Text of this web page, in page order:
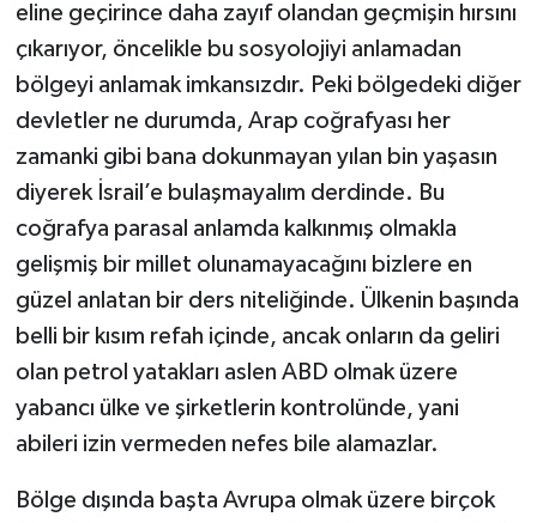
eline geçirince daha zayıf olandan geçmişin hırsını
çıkarıyor, öncelikle bu sosyolojiyi anlamadan
bölgeyi anlamak imkansızdır. Peki bölgedeki diğer
devletler ne durumda, Arap coğrafyası her
zamanki gibi bana dokunmayan yılan bin yaşasın
diyerek İsrail’e bulaşmayalım derdinde. Bu
coğrafya parasal anlamda kalkınmış olmakla
gelişmiş bir millet olunamayacağını bizlere en
güzel anlatan bir ders niteliğinde. Ülkenin başında
belli bir kısım refah içinde, ancak onların da geliri
olan petrol yatakları aslen ABD olmak üzere
yabancı ülke ve şirketlerin kontrolünde, yani
abileri izin vermeden nefes bile alamazlar.
Bölge dışında başta Avrupa olmak üzere birçok